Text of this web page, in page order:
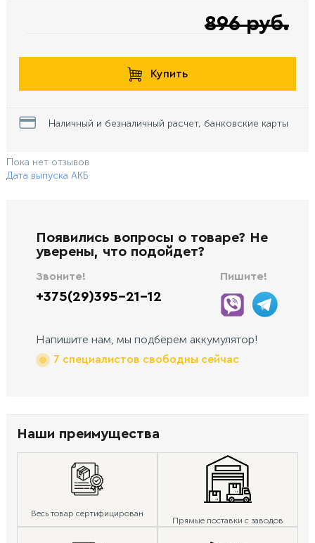
896 руб.
Купить
Наличный и безналичный расчет, банковские карты
Пока нет отзывов
Дата выпуска АКБ
Появились вопросы о товаре? Не
уверены, что подойдет?
Звоните!
+375(29)395-21-12
Пишите!
Напишите нам, мы подберем аккумулятор!
7 специалистов свободны сейчас
Наши преимущества
Весь товар сертифицирован
Прямые поставки с заводов